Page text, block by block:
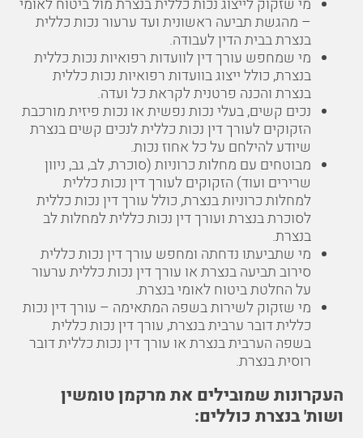
מי שזקוק לייצוג נכות כללית בנצרת מול ביטוח לאומי
– מהגשת תביעה ראשונית ועד ערעור נכות כללית
בנצרת בבית הדין לעבודה.
מי שמחפש עורך דין לוועדות רפואיות נכות כללית
בנצרת, כולל ייצוג בוועדות רפואיות נכות כללית
בנצרת והכנה פרטנית לקראת כל ועדה.
נכים קשים, בעלי נכות נפשית או נכות פיזית מורכבת
הזקוקים לעורך דין נכות כללית לנכים קשים בנצרת
שיודע להילחם על כל אחוז נכות.
מבוטחים עם מחלות כרוניות (סוכרת, לב, גב, ניוון
שרירים ועוד) הזקוקים לעורך דין נכות כללית
למחלות כרוניות בנצרת, כולל עורך דין נכות כללית
לסוכרת בנצרת ועורך דין נכות כללית למחלות לב
בנצרת.
מי שתביעתו נדחתה ומחפש עורך דין נכות כללית
סירוב תביעה בנצרת או עורך דין נכות כללית ערעור
על החלטת ביטוח לאומי בנצרת.
מי שזקוק לשירות בשפה המתאימה – עורך דין נכות
כללית דובר ערבית בנצרת, עורך דין נכות כללית
בשפה הערבית בנצרת או עורך דין נכות כללית דובר
רוסית בנצרת.
העקרונות שמובילים את מרקמן טומשין
ושות' בנצרת כוללים: